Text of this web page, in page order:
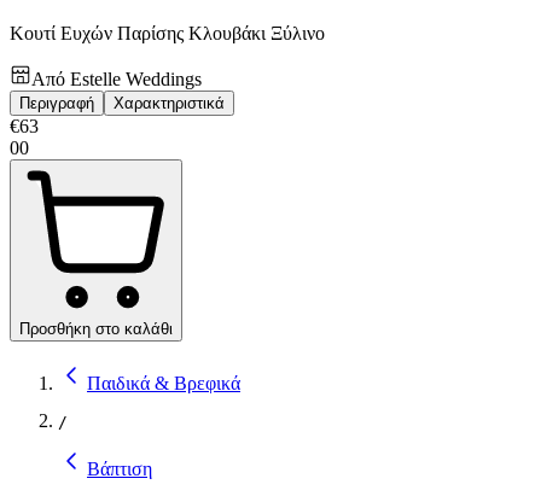
Κουτί Ευχών Παρίσης Κλουβάκι Ξύλινο
Από Estelle Weddings
Περιγραφή Χαρακτηριστικά
€63
00
Προσθήκη στο καλάθι
Παιδικά & Βρεφικά
/
Βάπτιση